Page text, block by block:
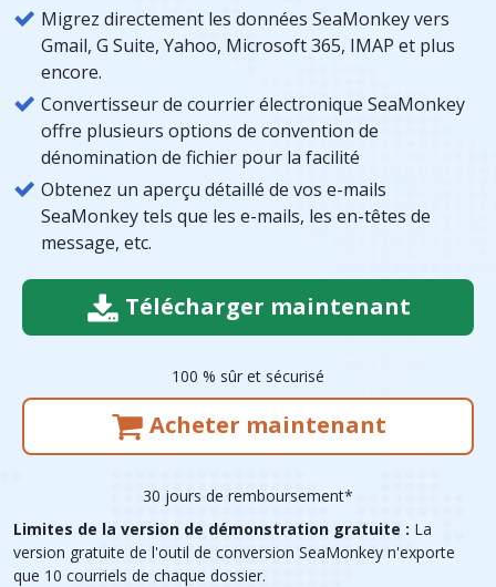
Migrez directement les données SeaMonkey vers
Gmail, G Suite, Yahoo, Microsoft 365, IMAP et plus
encore.
Convertisseur de courrier électronique SeaMonkey
offre plusieurs options de convention de
dénomination de fichier pour la facilité
Obtenez un aperçu détaillé de vos e-mails
SeaMonkey tels que les e-mails, les en-têtes de
message, etc.
Télécharger maintenant
100 % sûr et sécurisé
Acheter maintenant
30 jours de remboursement*
Limites de la version de démonstration gratuite : La
version gratuite de l'outil de conversion SeaMonkey n'exporte
que 10 courriels de chaque dossier.